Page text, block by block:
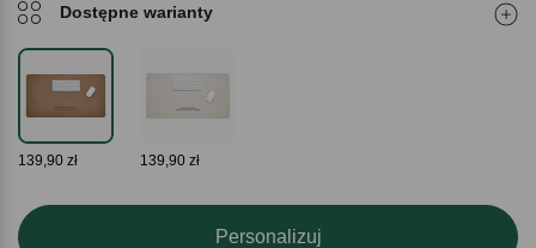
Dostępne warianty
139,90 zł 139,90 zł
Personalizuj